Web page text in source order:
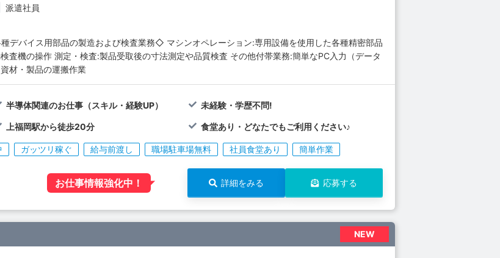
派遣社員
デバイス用部品の製造および検査業務◇ マシンオペレーション:専用設備を使用した各種精密部品
査機の操作 測定・検査:製品受取後の寸法測定や品質検査 その他付帯業務:簡単なPC入力（データ
材・製品の運搬作業
半導体関連のお仕事（スキル・経験UP） 未経験・学歴不問!
上福岡駅から徒歩20分 食堂あり・どなたでもご利用ください♪
ガッツリ稼ぐ 給与前渡し 職場駐車場無料 社員食堂あり 簡単作業
お仕事情報強化中！ 詳細をみる 応募する
NEW